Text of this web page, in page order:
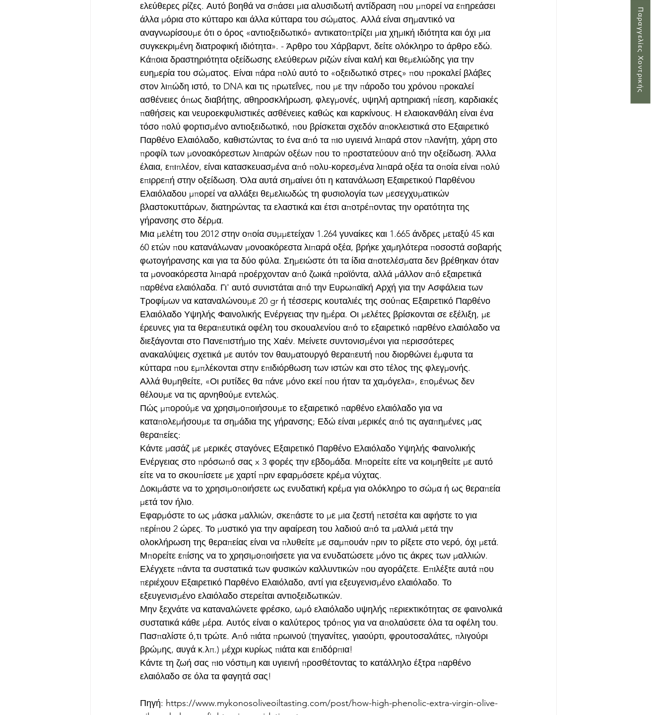
Παραγγελίες Χοντρικής
ελεύθερες ρίζες. Αυτό βοηθά να σπάσει μια αλυσιδωτή αντίδραση που μπορεί να επηρεάσει
άλλα μόρια στο κύτταρο και άλλα κύτταρα του σώματος. Αλλά είναι σημαντικό να
αναγνωρίσουμε ότι ο όρος «αντιοξειδωτικό» αντικατοπτρίζει μια χημική ιδιότητα και όχι μια
συγκεκριμένη διατροφική ιδιότητα». - Άρθρο του Χάρβαρντ, δείτε ολόκληρο το άρθρο εδώ.
Κάποια δραστηριότητα οξείδωσης ελεύθερων ριζών είναι καλή και θεμελιώδης για την
ευημερία του σώματος. Είναι πάρα πολύ αυτό το «οξειδωτικό στρες» που προκαλεί βλάβες
στον λιπώδη ιστό, το DNA και τις πρωτεΐνες, που με την πάροδο του χρόνου προκαλεί
ασθένειες όπως διαβήτης, αθηροσκλήρωση, φλεγμονές, υψηλή αρτηριακή πίεση, καρδιακές
παθήσεις και νευροεκφυλιστικές ασθένειες καθώς και καρκίνους. Η ελαιοκανθάλη είναι ένα
τόσο πολύ φορτισμένο αντιοξειδωτικό, που βρίσκεται σχεδόν αποκλειστικά στο Εξαιρετικό
Παρθένο Ελαιόλαδο, καθιστώντας το ένα από τα πιο υγιεινά λιπαρά στον πλανήτη, χάρη στο
προφίλ των μονοακόρεστων λιπαρών οξέων που το προστατεύουν από την οξείδωση. Άλλα
έλαια, επιπλέον, είναι κατασκευασμένα από πολυ-κορεσμένα λιπαρά οξέα τα οποία είναι πολύ
επιρρεπή στην οξείδωση. Όλα αυτά σημαίνει ότι η κατανάλωση Εξαιρετικού Παρθένου
Ελαιόλαδου μπορεί να αλλάξει θεμελιωδώς τη φυσιολογία των μεσεγχυματικών
βλαστοκυττάρων, διατηρώντας τα ελαστικά και έτσι αποτρέποντας την ορατότητα της
γήρανσης στο δέρμα.
Μια μελέτη του 2012 στην οποία συμμετείχαν 1.264 γυναίκες και 1.665 άνδρες μεταξύ 45 και
60 ετών που κατανάλωναν μονοακόρεστα λιπαρά οξέα, βρήκε χαμηλότερα ποσοστά σοβαρής
φωτογήρανσης και για τα δύο φύλα. Σημειώστε ότι τα ίδια αποτελέσματα δεν βρέθηκαν όταν
τα μονοακόρεστα λιπαρά προέρχονταν από ζωικά προϊόντα, αλλά μάλλον από εξαιρετικά
παρθένα ελαιόλαδα. Γι' αυτό συνιστάται από την Ευρωπαϊκή Αρχή για την Ασφάλεια των
Τροφίμων να καταναλώνουμε 20 gr ή τέσσερις κουταλιές της σούπας Εξαιρετικό Παρθένο
Ελαιόλαδο Υψηλής Φαινολικής Ενέργειας την ημέρα. Οι μελέτες βρίσκονται σε εξέλιξη, με
έρευνες για τα θεραπευτικά οφέλη του σκουαλενίου από το εξαιρετικό παρθένο ελαιόλαδο να
διεξάγονται στο Πανεπιστήμιο της Χαέν. Μείνετε συντονισμένοι για περισσότερες
ανακαλύψεις σχετικά με αυτόν τον θαυματουργό θεραπευτή που διορθώνει έμφυτα τα
κύτταρα που εμπλέκονται στην επιδιόρθωση των ιστών και στο τέλος της φλεγμονής.
Αλλά θυμηθείτε, «Οι ρυτίδες θα πάνε μόνο εκεί που ήταν τα χαμόγελα», επομένως δεν
θέλουμε να τις αρνηθούμε εντελώς.
Πώς μπορούμε να χρησιμοποιήσουμε το εξαιρετικό παρθένο ελαιόλαδο για να
καταπολεμήσουμε τα σημάδια της γήρανσης; Εδώ είναι μερικές από τις αγαπημένες μας
θεραπείες:
Κάντε μασάζ με μερικές σταγόνες Εξαιρετικό Παρθένο Ελαιόλαδο Υψηλής Φαινολικής
Ενέργειας στο πρόσωπό σας x 3 φορές την εβδομάδα. Μπορείτε είτε να κοιμηθείτε με αυτό
είτε να το σκουπίσετε με χαρτί πριν εφαρμόσετε κρέμα νύχτας.
Δοκιμάστε να το χρησιμοποιήσετε ως ενυδατική κρέμα για ολόκληρο το σώμα ή ως θεραπεία
μετά τον ήλιο.
Εφαρμόστε το ως μάσκα μαλλιών, σκεπάστε το με μια ζεστή πετσέτα και αφήστε το για
περίπου 2 ώρες. Το μυστικό για την αφαίρεση του λαδιού από τα μαλλιά μετά την
ολοκλήρωση της θεραπείας είναι να πλυθείτε με σαμπουάν πριν το ρίξετε στο νερό, όχι μετά.
Μπορείτε επίσης να το χρησιμοποιήσετε για να ενυδατώσετε μόνο τις άκρες των μαλλιών.
Ελέγχετε πάντα τα συστατικά των φυσικών καλλυντικών που αγοράζετε. Επιλέξτε αυτά που
περιέχουν Εξαιρετικό Παρθένο Ελαιόλαδο, αντί για εξευγενισμένο ελαιόλαδο. Το
εξευγενισμένο ελαιόλαδο στερείται αντιοξειδωτικών.
Μην ξεχνάτε να καταναλώνετε φρέσκο, ωμό ελαιόλαδο υψηλής περιεκτικότητας σε φαινολικά
συστατικά κάθε μέρα. Αυτός είναι ο καλύτερος τρόπος για να απολαύσετε όλα τα οφέλη του.
Πασπαλίστε ό,τι τρώτε. Από πιάτα πρωινού (τηγανίτες, γιαούρτι, φρουτοσαλάτες, πλιγούρι
βρώμης, αυγά κ.λπ.) μέχρι κυρίως πιάτα και επιδόρπια!
Κάντε τη ζωή σας πιο νόστιμη και υγιεινή προσθέτοντας το κατάλληλο έξτρα παρθένο
ελαιόλαδο σε όλα τα φαγητά σας!
Πηγή: https://www.mykonosoliveoiltasting.com/post/how-high-phenolic-extra-virgin-olive-